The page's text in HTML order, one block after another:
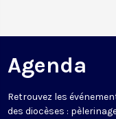
Agenda
Retrouvez les
des diocèses :